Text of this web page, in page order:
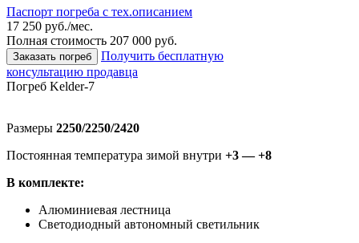
Паспорт погреба с тех.описанием
17 250 руб./мес.
Полная стоимость 207 000 руб.
Заказать погреб
Получить бесплатную
консультацию продавца
Погреб Kelder-7
Размеры 2250/2250/2420
Постоянная температура зимой внутри +3 — +8
В комплекте:
Алюминиевая лестница
Светодиодный автономный светильник